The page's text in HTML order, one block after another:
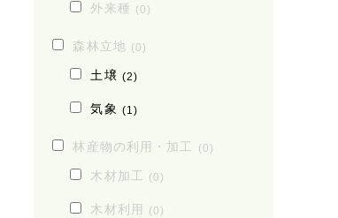
外来種 (0)
森林立地 (0)
土壌 (2)
気象 (1)
林産物の利用・加工 (0)
木材加工 (0)
木材利用 (0)